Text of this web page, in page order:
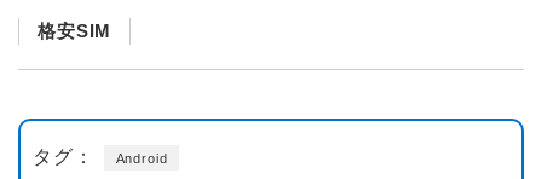
格安SIM
タグ： Android